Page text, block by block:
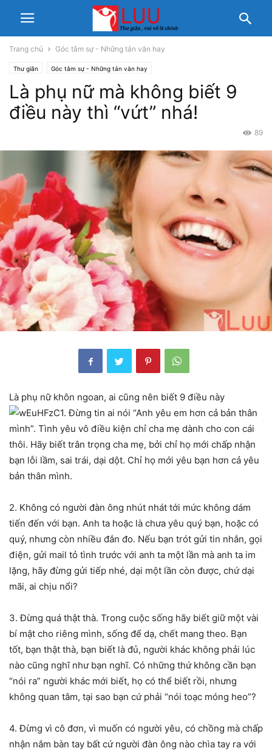
Trang chủ Góc tâm sự - Những tản văn hay
Thư giãn Góc tâm sự - Những tản văn hay
Là phụ nữ mà không biết 9
điều này thì “vứt” nhá!
89
Là phụ nữ khôn ngoan, ai cũng nên biết 9 điều này
1. Đừng tin ai nói “Anh yêu em hơn cả bản thân
mình”. Tình yêu vô điều kiện chỉ cha mẹ dành cho con cái
thôi. Hãy biết trân trọng cha mẹ, bởi chỉ họ mới chấp nhận
bạn lỗi lầm, sai trái, dại dột. Chỉ họ mới yêu bạn hơn cả yêu
bản thân mình.
2. Không có người đàn ông nhút nhát tới mức không dám
tiến đến với bạn. Anh ta hoặc là chưa yêu quý bạn, hoặc có
quý, nhưng còn nhiều đắn đo. Nếu bạn trót gửi tin nhắn, gọi
điện, gửi mail tỏ tình trước với anh ta một lần mà anh ta im
lặng, hãy đừng gửi tiếp nhé, dại một lần còn được, chứ dại
mãi, ai chịu nổi?
3. Đừng quá thật thà. Trong cuộc sống hãy biết giữ một vài
bí mật cho riêng mình, sống để dạ, chết mang theo. Bạn
tốt, bạn thật thà, bạn biết là đủ, người khác không phải lúc
nào cũng nghĩ như bạn nghĩ. Có những thứ không cần bạn
“nói ra” người khác mới biết, họ có thể biết rồi, nhưng
không quan tâm, tại sao bạn cứ phải “nói toạc móng heo”?
4. Đừng vì cô đơn, vì muốn có người yêu, có chồng mà chấp
nhận nắm bàn tay bất cứ người đàn ông nào chìa tay ra với